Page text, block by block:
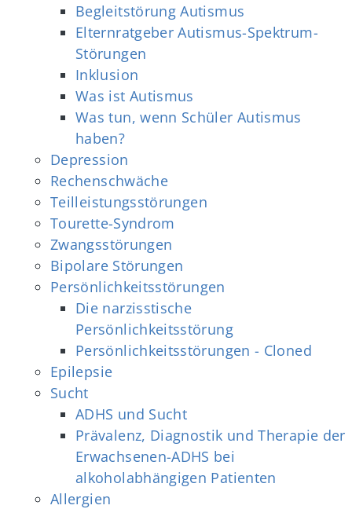
Begleitstörung Autismus
Elternratgeber Autismus-Spektrum-
Störungen
Inklusion
Was ist Autismus
Was tun, wenn Schüler Autismus
haben?
Depression
Rechenschwäche
Teilleistungsstörungen
Tourette-Syndrom
Zwangsstörungen
Bipolare Störungen
Persönlichkeitsstörungen
Die narzisstische
Persönlichkeitsstörung
Persönlichkeitsstörungen - Cloned
Epilepsie
Sucht
ADHS und Sucht
Prävalenz, Diagnostik und Therapie der
Erwachsenen-ADHS bei
alkoholabhängigen Patienten
Allergien